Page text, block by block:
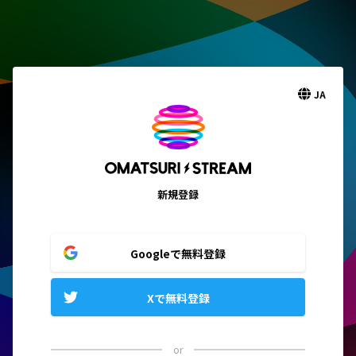
JA
新規登録
Googleで無料登録
Xで無料登録
or